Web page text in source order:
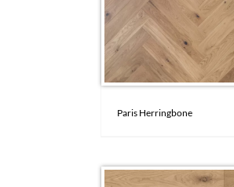
Paris Herringbone